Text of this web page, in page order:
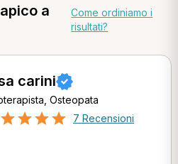
a
Come ordiniamo i
risultati?
carini
Osteopata
7 Recensioni